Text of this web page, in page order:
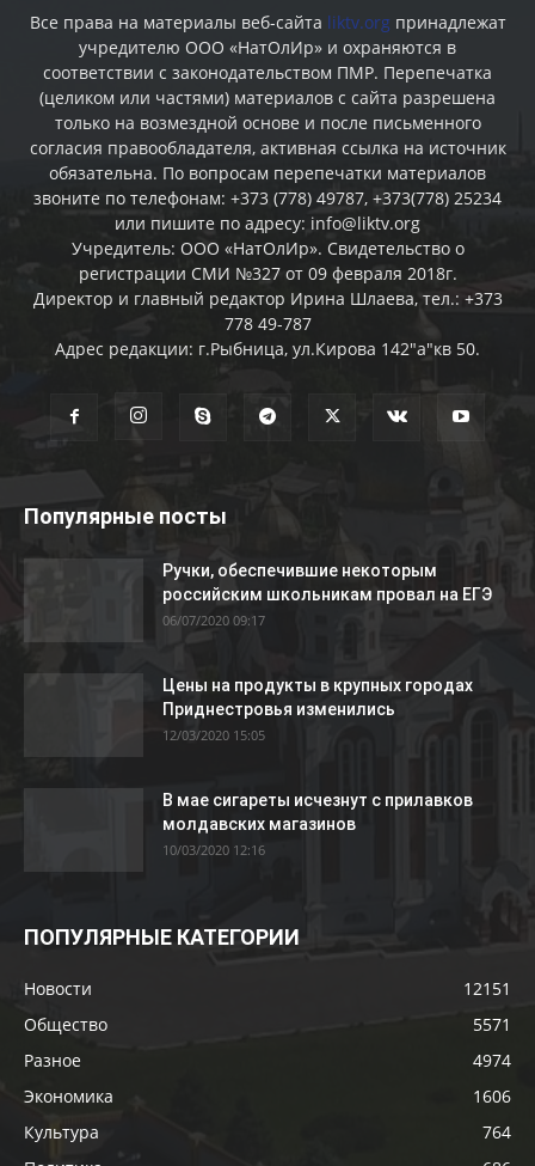
Все права на материалы веб-сайта liktv.org принадлежат
учредителю ООО «НатОлИр» и охраняются в
соответствии с законодательством ПМР. Перепечатка
(целиком или частями) материалов c сайта разрешена
только на возмездной основе и после письменного
согласия правообладателя, активная ссылка на источник
обязательна. По вопросам перепечатки материалов
звоните по телефонам: +373 (778) 49787, +373(778) 25234
или пишите по адресу: info@liktv.org
Учредитель: ООО «НатОлИр». Свидетельство о
регистрации СМИ №327 от 09 февраля 2018г.
Директор и главный редактор Ирина Шлаева, тел.: +373
778 49-787
Адрес редакции: г.Рыбница, ул.Кирова 142"а"кв 50.
Популярные посты
Ручки, обеспечившие некоторым
российским школьникам провал на ЕГЭ
06/07/2020 09:17
Цены на продукты в крупных городах
Приднестровья изменились
12/03/2020 15:05
В мае сигареты исчезнут с прилавков
молдавских магазинов
10/03/2020 12:16
ПОПУЛЯРНЫЕ КАТЕГОРИИ
Новости
12151
Общество
5571
Разное
4974
Экономика
1606
Культура
764